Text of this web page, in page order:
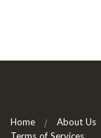
Home About Us